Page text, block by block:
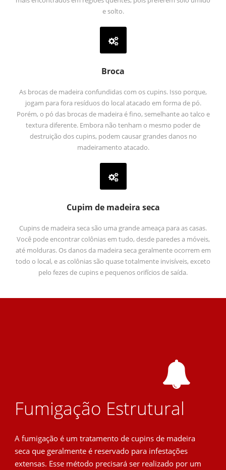
e solto.
Broca
As brocas de madeira confundidas com os cupins. Isso porque,
jogam para fora resíduos do local atacado em forma de pó.
Porém, o pó das brocas de madeira é fino, semelhante ao talco e
textura diferente. Embora não tenham o mesmo poder de
destruição dos cupins, podem causar grandes danos no
madeiramento atacado.
Cupim de madeira seca
Cupins de madeira seca são uma grande ameaça para as casas.
Você pode encontrar colônias em tudo, desde paredes a móveis,
até molduras. Os danos da madeira seca geralmente ocorrem em
todo o local, e as colônias são quase totalmente invisíveis, exceto
pelo fezes de cupins e pequenos orifícios de saída.
Fumigação Estrutural
A fumigação é um tratamento de cupins de madeira
seca que geralmente é reservado para infestações
extensas. Esse método precisará ser realizado por um